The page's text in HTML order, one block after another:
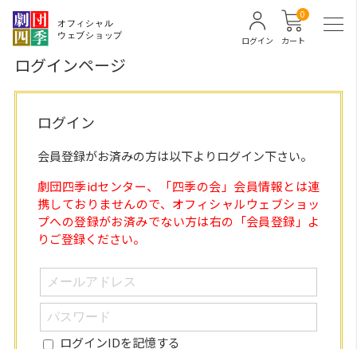
カート
0
ログイン
ログインページ
ログイン
会員登録がお済みの方は以下よりログイン下さい。
劇団四季idセンター、「四季の会」会員情報とは連
携しておりませんので、オフィシャルウェブショッ
プへの登録がお済みでない方は右の「会員登録」よ
りご登録ください。
ログインIDを記憶する